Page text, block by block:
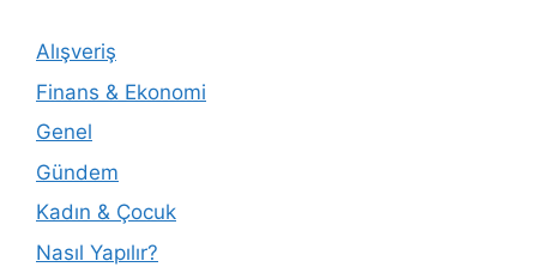
Alışveriş
Finans & Ekonomi
Genel
Gündem
Kadın & Çocuk
Nasıl Yapılır?